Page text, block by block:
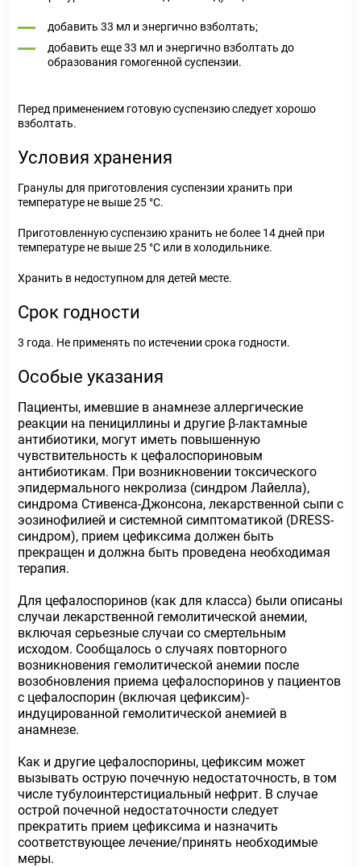
добавить 33 мл и энергично взболтать;
добавить еще 33 мл и энергично взболтать до
образования гомогенной суспензии.
Перед применением готовую суспензию следует хорошо
взболтать.
Условия хранения
Гранулы для приготовления суспензии хранить при
температуре не выше 25 °С.
Приготовленную суспензию хранить не более 14 дней при
температуре не выше 25 °С или в холодильнике.
Хранить в недоступном для детей месте.
Срок годности
3 года. Не применять по истечении срока годности.
Особые указания
Пациенты, имевшие в анамнезе аллергические
реакции на пенициллины и другие β-лактамные
антибиотики, могут иметь повышенную
чувствительность к цефалоспориновым
антибиотикам. При возникновении токсического
эпидермального некролиза (синдром Лайелла),
синдрома Стивенса-Джонсона, лекарственной сыпи с
эозинофилией и системной симптоматикой (DRESS-
синдром), прием цефиксима должен быть
прекращен и должна быть проведена необходимая
терапия.
Для цефалоспоринов (как для класса) были описаны
случаи лекарственной гемолитической анемии,
включая серьезные случаи со смертельным
исходом. Сообщалось о случаях повторного
возникновения гемолитической анемии после
возобновления приема цефалоспоринов у пациентов
с цефалоспорин (включая цефиксим)-
индуцированной гемолитической анемией в
анамнезе.
Как и другие цефалоспорины, цефиксим может
вызывать острую почечную недостаточность, в том
числе тубулоинтерстициальный нефрит. В случае
острой почечной недостаточности следует
прекратить прием цефиксима и назначить
соответствующее лечение/принять необходимые
меры.